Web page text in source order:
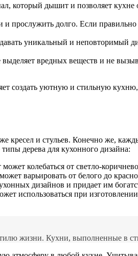
который дышит и позволяет кухне
прослужить долго. Если правильно
уникальный и неповторимый
вредных веществ и не
создать уютную и стильную кухню,
кресел и стульев. Конечно же,
дерева для кухонного дизайна:
колебаться от светло-
варьировать от белого до
дизайнов и придает им
использоваться при
жизни. Кухни, выполненные в